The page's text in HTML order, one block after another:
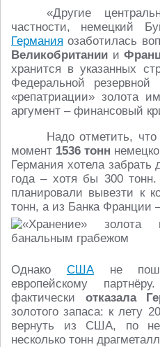
«Другие
частности, немецкий
Германия озаботилась
Великобритании и
хранится в указанных
Федеральной
«репатриации» золота
аргумент – финансовый
Надо отметить,
момент 1536 тонн
Германия хотела забрать
года – хотя бы 300
планировали вывезти к
тонн, а из Банка Франции
Однако СШАне
европейскому
фактически отказала
золотого запаса: к лету
вернуть из США, по
несколько тонн